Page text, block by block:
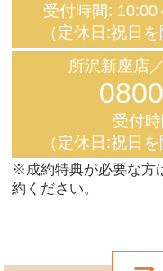
受付時間: 10:00
（定休日:祝日
所沢新座店
受付
（定休日:祝日
※成約特典が必要な方
約ください。